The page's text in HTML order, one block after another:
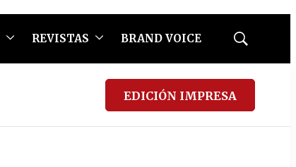
REVISTAS BRAND VOICE
Mostrar
EDICIÓN IMPRESA